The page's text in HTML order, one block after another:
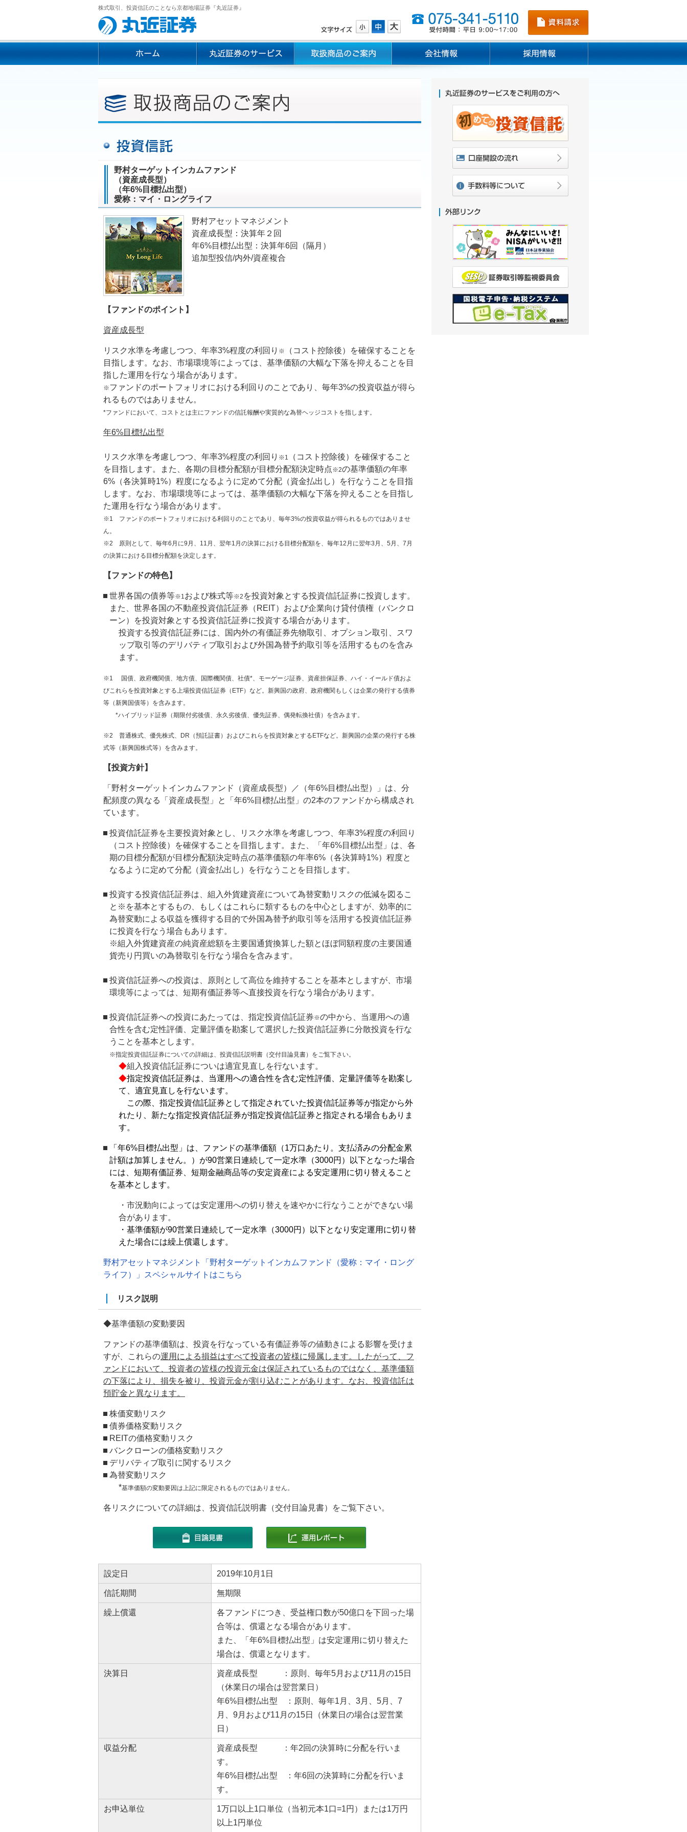
株式取引、投資信託のことなら京都地場証券『丸近証券』
野村ターゲットインカムファンド
（資産成長型）
（年6%目標払出型）
愛称：マイ・ロングライフ
野村アセットマネジメント
資産成長型：決算年２回
年6%目標払出型：決算年6回（隔月）
追加型投信/内外/資産複合
【ファンドのポイント】
資産成長型
リスク水準を考慮しつつ、年率3%程度の利回り ※
（コスト控除後）を確保することを
目指します。なお、市場環境等によっては、基準価額の大幅な下落を抑えることを目
指した運用を行なう場合があります。
※ファンドのポートフォリオにおける利回りのことであり、毎年3%の投資収益が得ら
れるものではありません。
*ファンドにおいて、コストとは主にファンドの信託報酬や実質的な為替ヘッジコストを指します。
年6%目標払出型
リスク水準を考慮しつつ、年率3%程度の利回り ※1
（コスト控除後）を確保すること
を目指します。また、各期の目標分配額が目標分配額決定時点※2の基準価額の年率
6%（各決算時1%）程度になるように定めて分配（資金払出し）を行なうことを目指
します。なお、市場環境等によっては、基準価額の大幅な下落を抑えることを目指し
た運用を行なう場合があります。
※1 ファンドのポートフォリオにおける利回りのことであり、毎年3%の投資収益が得られるものではありませ
ん。
※2 原則として、毎年6月に9月、11月、翌年1月の決算における目標分配額を、毎年12月に翌年3月、5月、7月
の決算における目標分配額を決定します。
【ファンドの特色】
世界各国の債券等※1および株式等※2 を投資対象とする投資信託証券に投資します。
また、世界各国の不動産投資信託証券（REIT）および企業向け貸付債権（バンクロ
ーン）を投資対象とする投資信託証券に投資する場合があります。
投資する投資信託証券には、国内外の有価証券先物取引、オプション取引、スワ
ップ取引等のデリバティブ取引および外国為替予約取引等を活用するものを含み
ます。
※1
国債、政府機関債、地方債、国際機関債、社債*、モーゲージ証券、資産担保証券、ハイ・イールド債およ
びこれらを投資対象とする上場投資信託証券（ETF）など。新興国の政府、政府機関もしくは企業の発行する債券
等（新興国債等）を含みます。
*ハイブリッド証券（期限付劣後債、永久劣後債、優先証券、偶発転換社債）を含みます。
※2 普通株式、優先株式、DR（預託証書）およびこれらを投資対象とするETFなど。新興国の企業の発行する株
式等（新興国株式等）を含みます。
【投資方針】
「野村ターゲットインカムファンド（資産成長型）／（年6%目標払出型）」は、分
配頻度の異なる「資産成長型」と「年6%目標払出型」の2本のファンドから構成され
ています。
投資信託証券を主要投資対象とし、リスク水準を考慮しつつ、年率3%程度の利回り
（コスト控除後）を確保することを目指します。また、「年6%目標払出型」は、各
期の目標分配額が目標分配額決定時点の基準価額の年率6%（各決算時1%）程度と
なるように定めて分配（資金払出し）を行なうことを目指します。
投資する投資信託証券は、組入外貨建資産について為替変動リスクの低減を図るこ
と※を基本とするもの、もしくはこれらに類するものを中心としますが、効率的に
為替変動による収益を獲得する目的で外国為替予約取引等を活用する投資信託証券
に投資を行なう場合もあります。
※組入外貨建資産の純資産総額を主要国通貨換算した額とほぼ同額程度の主要国通
貨売り円買いの為替取引を行なう場合を含みます。
投資信託証券への投資は、原則として高位を維持することを基本としますが、市場
環境等によっては、短期有価証券等へ直接投資を行なう場合があります。
投資信託証券への投資にあたっては、指定投資信託証券※の中から、当運用への適
合性を含む定性評価、定量評価を勘案して選択した投資信託証券に分散投資を行な
うことを基本とします。
※指定投資信託証券についての詳細は、投資信託説明書（交付目論見書）をご覧下さい。
◆組入投資信託証券についは適宜見直しを行ないます。
◆指定投資信託証券は、当運用への適合性を含む定性評価、定量評価等を勘案し
て、 適宜見直しを行ないます。
この際、指定投資信託証券として指定されていた投資信託証券等が指定から外
れたり、新たな指定投資信託証券が指定投資信託証券と指定される場合もありま
す。
「年6%目標払出型」は、ファンドの基準価額（1万口あたり。支払済みの分配金累
計額は加算しません。）が90営業日連続して一定水準（3000円）以下となった場合
には、短期有価証券、短期金融商品等の安定資産による安定運用に切り替えること
を基本とします。
・市況動向によっては安定運用への切り替えを速やかに行なうことができない場
合があります。
・基準価額が90営業日連続して一定水準（3000円）以下となり安定運用に切り替
えた場合には繰上償還します。
野村アセットマネジメント「野村ターゲットインカムファンド（愛称：マイ・ロング
ライフ）」
スペシャルサイトはこちら
リスク説明
◆基準価額の変動要因
ファンドの基準価額は、投資を行なっている有価証券等の値動きによる影響を受けま
すが、これらの運用による損益はすべて投資者の皆様に帰属します。したがって、フ
ァンドにおいて、投資者の皆様の投資元金は保証されているものではなく、基準価額
の下落により、損失を被り、投資元金が割り込むことがあります。なお、投資信託は
預貯金と異なります。
株価変動リスク
債券価格変動リスク
REITの価格変動リスク
バンクローンの価格変動リスク
デリバティブ取引に関するリスク
為替変動リスク
*基準価額の変動要因は上記に限定されるものではありません。
各リスクについての詳細は、投資信託説明書（交付目論見書）をご覧下さい。
設定日 2019年10月1日
信託期間 無期限
繰上償還
各ファンドにつき、受益権口数が50億口を下回った場
合等は、償還となる場合があります。
また、「年6%目標払出型」は安定運用に切り替えた
場合は、償還となります。
決算日
資産成長型 ：原則、毎年5月および11月の15日
（休業日の場合は翌営業日）
年6%目標払出型 ：原則、毎年1月、3月、5月、7
月、9月および11月の15日（休業日の場合は翌営業
日）
収益分配
資産成長型 ：年2回の決算時に分配を行いま
す。
年6%目標払出型 ：年6回の決算時に分配を行いま
す。
お申込単位
1万口以上1口単位（当初元本1口=1円）または1万円
以上1円単位